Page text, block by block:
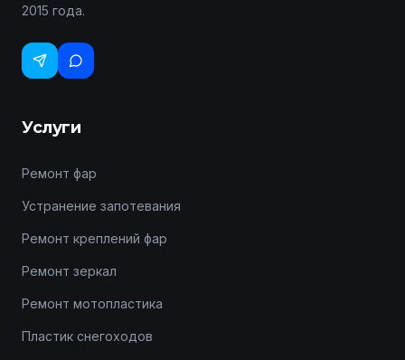
2015 года.
Услуги
Ремонт фар
Устранение запотевания
Ремонт креплений фар
Ремонт зеркал
Ремонт мотопластика
Пластик снегоходов